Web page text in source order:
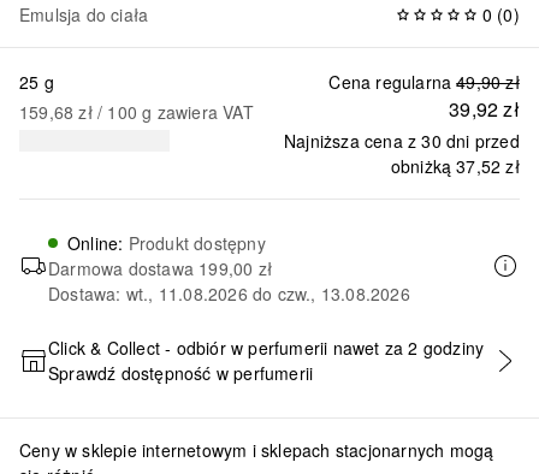
Emulsja do ciała 0 (0)
Cena regularna 49,90 zł
39,92 zł
Najniższa cena z 30 dni przed
obniżką 37,52 zł
25 g
159,68 zł / 100 g zawiera VAT
Online: Produkt dostępny
Darmowa dostawa 199,00 zł
Dostawa: wt., 11.08.2026 do czw., 13.08.2026
DODAJ DO KOSZYKA
Click & Collect - odbiór w perfumerii nawet za 2 godziny
Sprawdź dostępność w perfumerii
Ceny w sklepie internetowym i sklepach stacjonarnych mogą